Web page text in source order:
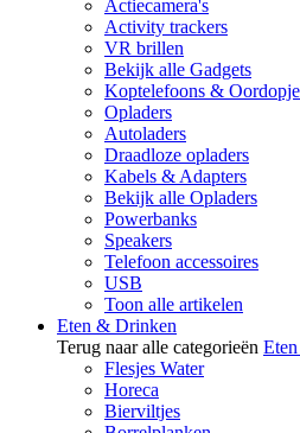
Actiecamera's
Activity trackers
VR brillen
Bekijk alle Gadgets
Koptelefoons &
Opladers
Autoladers
Draadloze opladers
Kabels & Adapters
Bekijk alle Opladers
Powerbanks
Speakers
Telefoon accessoires
USB
Toon alle artikelen
Eten & Drinken
Terug naar alle categorieën
Flesjes Water
Horeca
Bierviltjes